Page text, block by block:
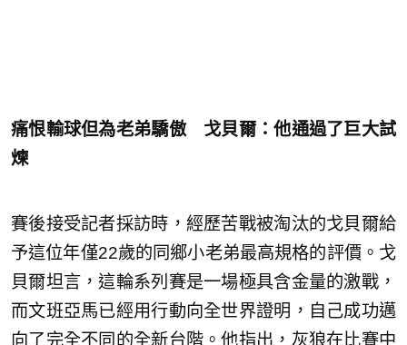
痛恨輸球但為老弟驕傲 戈貝爾：他通過了巨大試
煉
賽後接受記者採訪時，經歷苦戰被淘汰的戈貝爾給
予這位年僅22歲的同鄉小老弟最高規格的評價。戈
貝爾坦言，這輪系列賽是一場極具含金量的激戰，
而文班亞馬已經用行動向全世界證明，自己成功邁
向了完全不同的全新台階。他指出，灰狼在比賽中